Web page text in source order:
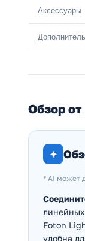
Аксессуары
Обзор от
✦
* AI может
Foton
удобна